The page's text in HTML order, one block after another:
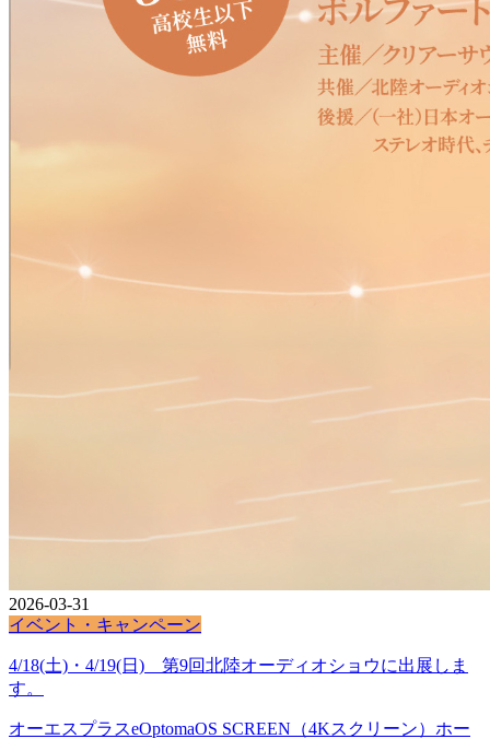
2026-03-31
イベント・キャンペーン
4/18(土)・4/19(日) 第9回北陸オーディオショウに出展しま
す。
オーエスプラスeOptomaOS SCREEN（4Kスクリーン） ホー